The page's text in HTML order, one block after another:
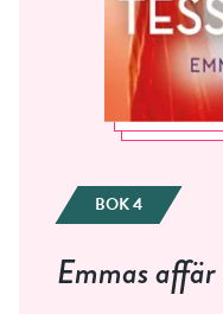
BOK 4
Emmas affär